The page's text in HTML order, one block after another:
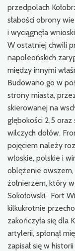
przedpolach
słabości obrony
i wyciągnęła
W ostatniej chwili
napoleońskich
między innymi
Budowano go w
strony miasta,
skierowanej na
głębokości 2,5
wilczych dołów.
pojęciem należy
włoskie, polskie i
oblężenie
żołnierzem, który
Sokołowski. Fort
kilkukrotnie
zakończyła się dla
artylerii, spłonął
zapisał się w